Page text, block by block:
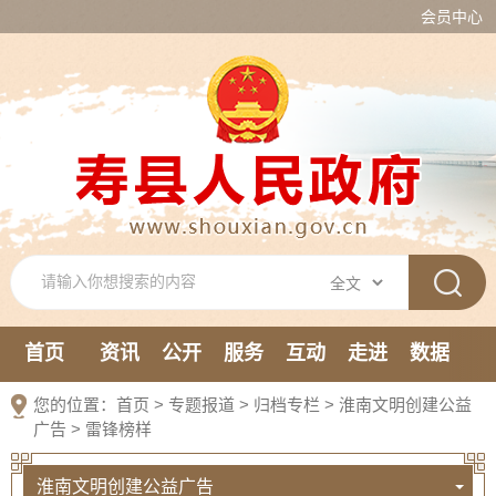
会员中心
首页 资讯 公开 服务 互动 走进
数据
新媒体
您的位置： 首页 > 专题报道 > 归档专栏 > 淮南文明创建公益
广告 > 雷锋榜样
淮南文明创建公益广告